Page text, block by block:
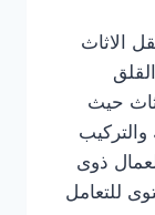
الاثاث
حيث
ذوى
للتعامل